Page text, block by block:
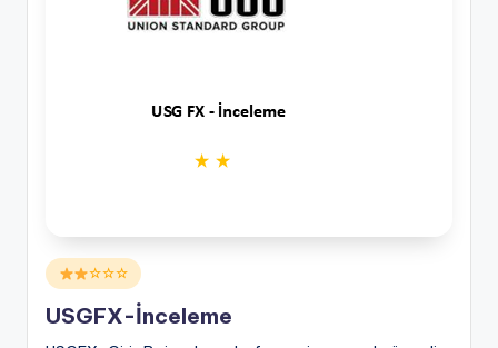
Posted
in
☆☆☆
USGFX-İnceleme